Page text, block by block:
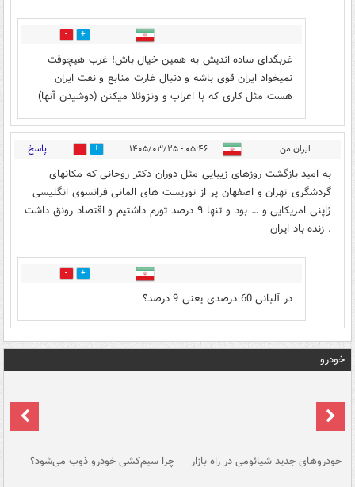
1
غربگدای ساده اندیش به همین خیال باش! غرب هیچوقت
نمیخواد ایران قوی باشه و دنبال غارت منابع و نفت ایران
هست مثل کاری که با اعراب و ونزوئلا میکنن (دوشیدن آنها)
ایران من ۰۵:۴۶ - ۱۴۰۵/۰۳/۲۵ 2 پاسخ
به امید بازگشت روزهای زیبایی مثل دوران دکتر روحانی که مکانهای
گردشگری تهران و اصفهان پر از توریست های المانی فرانسوی انگلیسی
ژاپنی امریکایی و … بود و تنها ۹ درصد تورم داشتیم و اقتصاد رونق داشت
. زنده باد ایران
5
در آلبانی 60 درصدی یعنی 9 درصد؟
خودرو
خودروهای جدید شیائومی در راه بازار چرا سیم‌کشی خودرو ذوب می‌شود؟